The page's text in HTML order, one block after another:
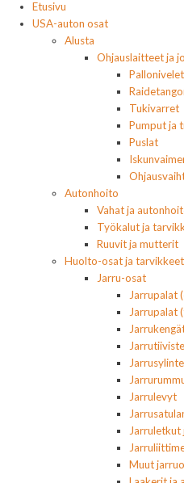
Etusivu
USA-auton osat
Alusta
Ohjauslaitteet ja
Pallonivelet
Tukivarret
Pumput ja
Puslat
Autonhoito
Vahat ja
Työkalut ja
Ruuvit ja mutterit
Huolto-osat ja tarvikkeet
Jarru-osat
Jarrupalat
Jarrupalat
Jarrulevyt
Jarruletkut
Muut